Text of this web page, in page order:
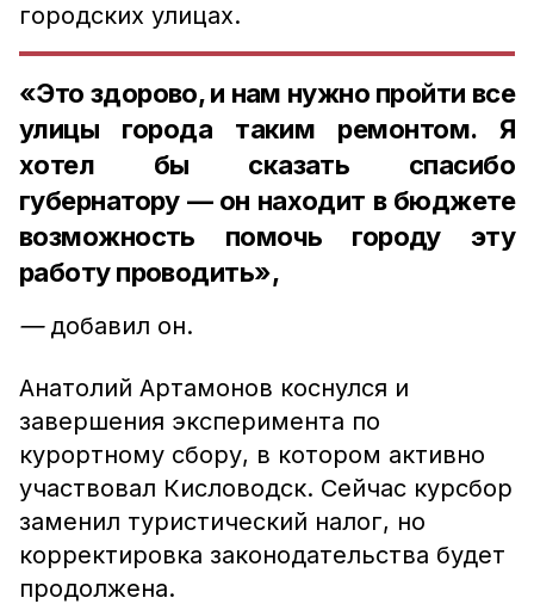
городских улицах.
«Это здорово, и нам нужно пройти все
улицы города таким ремонтом. Я
хотел бы сказать спасибо
губернатору — он находит в бюджете
возможность помочь городу эту
работу проводить»,
— добавил он.
Анатолий Артамонов коснулся и
завершения эксперимента по
курортному сбору, в котором активно
участвовал Кисловодск. Сейчас курсбор
заменил туристический налог, но
корректировка законодательства будет
продолжена.